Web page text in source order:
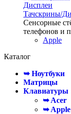
Тачскрины/
Сенсорные
телефонов и
Apple
Каталог
➥ Ноутбуки
Матрицы
Клавиатуры
➥ Acer
➥ Apple